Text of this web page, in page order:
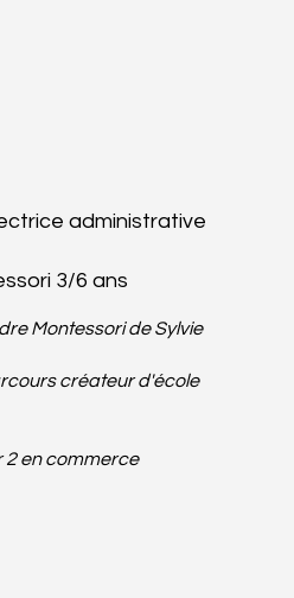
administrative
3/6 ans
Montessori de Sylvie
créateur d'école
2 en commerce